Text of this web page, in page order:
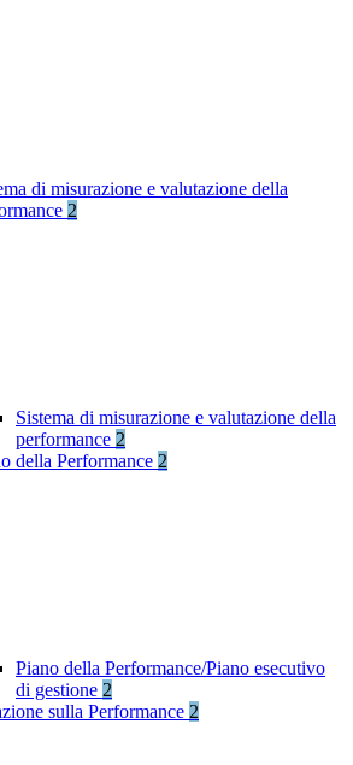
di misurazione e valutazione della
2
Sistema di misurazione e valutazione della
performance 2
della Performance 2
Piano della Performance/Piano esecutivo
di gestione 2
sulla Performance 2